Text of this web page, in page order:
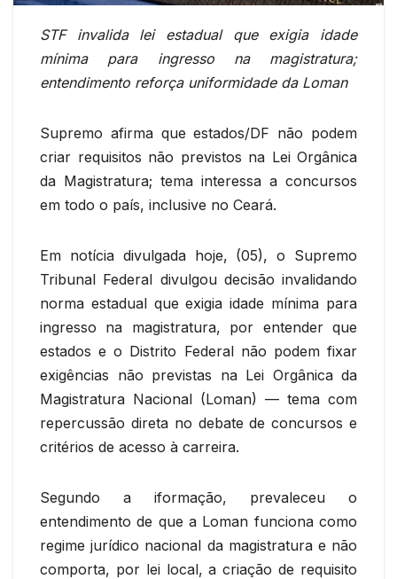
STF invalida lei estadual que exigia idade
mínima para ingresso na magistratura;
entendimento reforça uniformidade da Loman
Supremo afirma que estados/DF não podem
criar requisitos não previstos na Lei Orgânica
da Magistratura; tema interessa a concursos
em todo o país, inclusive no Ceará.
Em notícia divulgada hoje, (05), o Supremo
Tribunal Federal divulgou decisão invalidando
norma estadual que exigia idade mínima para
ingresso na magistratura, por entender que
estados e o Distrito Federal não podem fixar
exigências não previstas na Lei Orgânica da
Magistratura Nacional (Loman) — tema com
repercussão direta no debate de concursos e
critérios de acesso à carreira.
Segundo a iformação, prevaleceu o
entendimento de que a Loman funciona como
regime jurídico nacional da magistratura e não
comporta, por lei local, a criação de requisito